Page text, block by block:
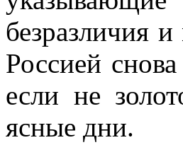
безразличия
Россией
если не
ясные дни.